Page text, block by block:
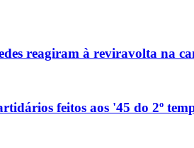
reagiram à reviravolta na
feitos aos '45 do 2º